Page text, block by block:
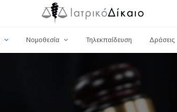
Νομοθεσία Τηλεκπαίδευση Δράσεις